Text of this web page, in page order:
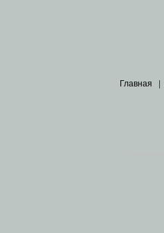
Главная |